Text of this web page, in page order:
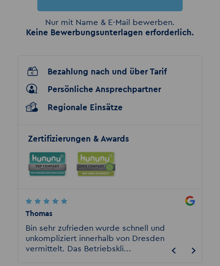
Nur mit Name & E-Mail bewerben.
Keine Bewerbungsunterlagen erforderlich.
Bezahlung nach und über Tarif
Persönliche Ansprechpartner
Regionale Einsätze
Zertifizierungen & Awards
Thomas
Bin sehr zufrieden wurde schnell und
unkompliziert innerhalb von Dresden
vermittelt. Das Betriebskli...
hier